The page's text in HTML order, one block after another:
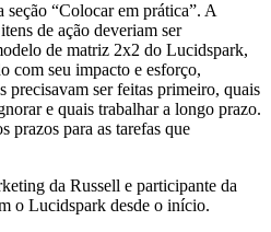
“Colocar em prática”. A
de ação deveriam ser
de matriz 2x2 do Lucidspark,
com seu impacto e esforço,
precisavam ser feitas primeiro, quais
e quais trabalhar a longo prazo.
prazos para as tarefas que
da Russell e participante da
o Lucidspark desde o início.